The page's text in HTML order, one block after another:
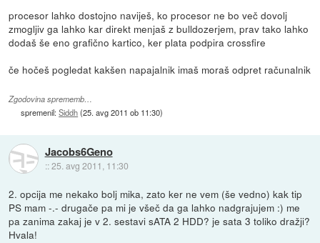
procesor lahko dostojno naviješ, ko procesor ne bo več dovolj
zmogljiv ga lahko kar direkt menjaš z bulldozerjem, prav tako lahko
dodaš še eno grafično kartico, ker plata podpira crossfire
če hočeš pogledat kakšen napajalnik imaš moraš odpret računalnik
Zgodovina sprememb…
spremenil:Siddh(25. avg 2011 ob 11:30)
Jacobs6Geno
::25. avg 2011, 11:30
2. opcija me nekako bolj mika, zato ker ne vem (še vedno) kak tip
PS mam -.- drugače pa mi je všeč da ga lahko nadgrajujem :) me
pa zanima zakaj je v 2. sestavi sATA 2 HDD? je sata 3 toliko dražji?
Hvala!